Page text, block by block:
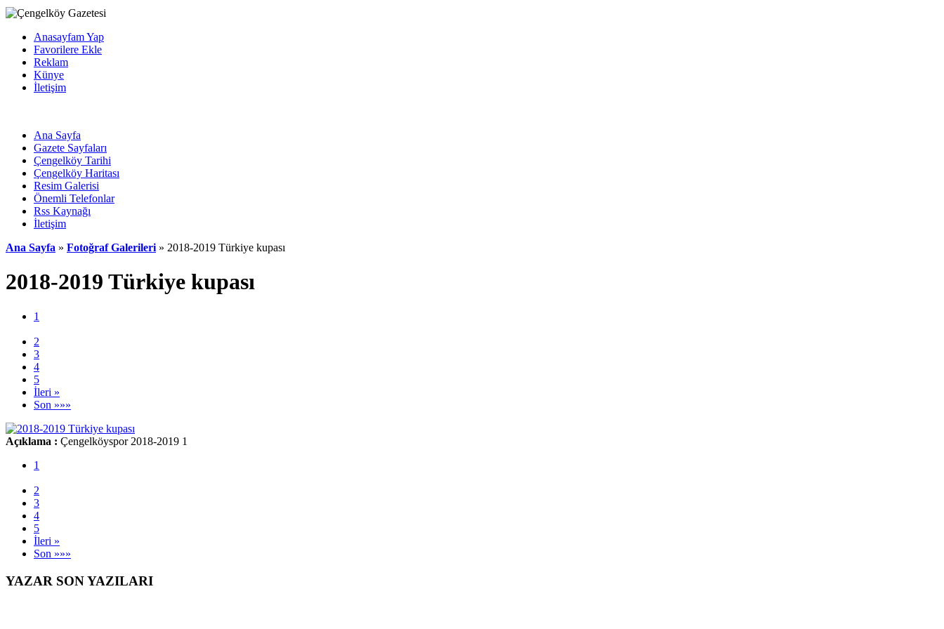
Anasayfam Yap
Favorilere Ekle
Reklam
Künye
İletişim
Ana Sayfa
Gazete Sayfaları
Çengelköy Tarihi
Çengelköy Haritası
Resim Galerisi
Önemli Telefonlar
Rss Kaynağı
İletişim
Ana Sayfa » Fotoğraf Galerileri » 2018-2019 Türkiye kupası
2018-2019 Türkiye kupası
1
2
3
4
5
İleri »
Son »»»
Açıklama : Çengelköyspor 2018-2019 1
1
2
3
4
5
İleri »
Son »»»
YAZAR SON YAZILARI